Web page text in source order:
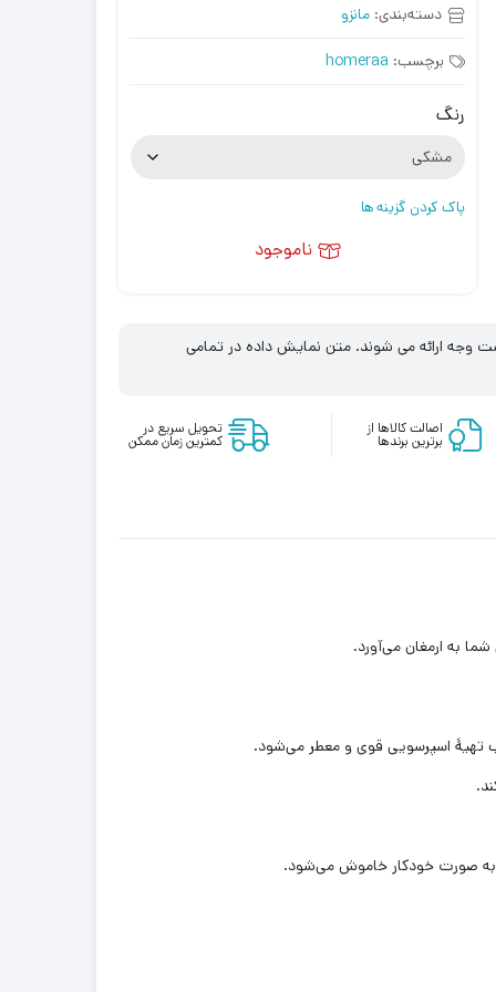
دسته‌بندی: مانزو
برچسب: homeraa
رنگ
پاک کردن گزینه ها
ناموجود
وجه ارائه می شوند. متن نمایش داده در تمامی
اصالت کالاها از
برترین برندها
تحویل سریع در
کمترین زمان ممکن
تهیهٔ اسپرسویی قوی و معطر می‌شود.
به صورت خودکار خاموش می‌شود.